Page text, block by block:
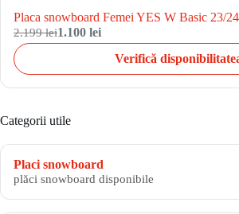
Placa snowboard Femei YES W Basic 23/
2.199 lei1.100 lei
Verifică
Categorii utile
Placi snowboard
plăci snowboard disponibile